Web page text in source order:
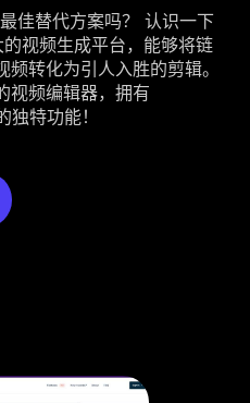
佳替代方案吗？ 认识一下
视频生成平台，能够将链
转化为引人入胜的剪辑。
视频编辑器，拥有
特功能！